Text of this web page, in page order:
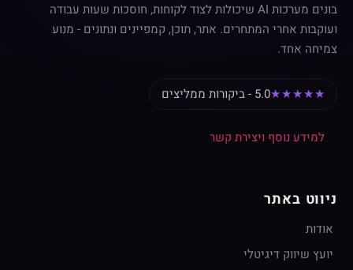
בונים מערכות AI שיכולות לצוד לקוחות, חוסכות שעות עבודה
ועוקבות אחרי המתחרים. אתר, תוכן, קמפיינים ונתונים - מנוע
צמיחה אחד.
★★★★★5.0 - ביקורות ממליצים
למידע נוסף ויצירת קשר
ניווט באתר
אודות
יועץ שיווק דיגיטלי